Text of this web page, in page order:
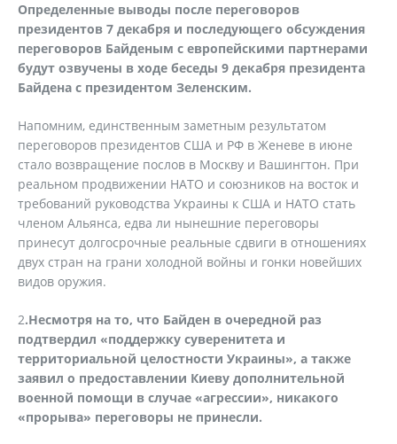
Определенные выводы после переговоров
президентов 7 декабря и последующего обсуждения
переговоров Байденым с европейскими партнерами
будут озвучены в ходе беседы 9 декабря президента
Байдена с президентом Зеленским.
Напомним, единственным заметным результатом
переговоров президентов США и РФ в Женеве в июне
стало возвращение послов в Москву и Вашингтон. При
реальном продвижении НАТО и союзников на восток и
требований руководства Украины к США и НАТО стать
членом Альянса, едва ли нынешние переговоры
принесут долгосрочные реальные сдвиги в отношениях
двух стран на грани холодной войны и гонки новейших
видов оружия.
2.Несмотря на то, что Байден в очередной раз
подтвердил «поддержку суверенитета и
территориальной целостности Украины», а также
заявил о предоставлении Киеву дополнительной
военной помощи в случае «агрессии», никакого
«прорыва» переговоры не принесли.